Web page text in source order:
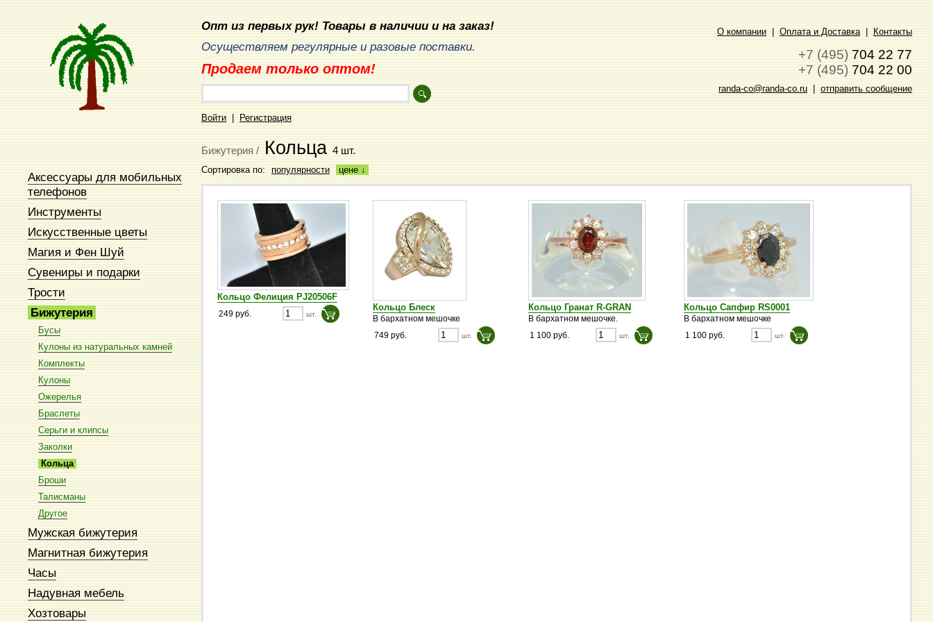
Аксессуары для мобильных
телефонов
Инструменты
Искусственные цветы
Магия и Фен Шуй
Сувениры и подарки
Трости
Бижутерия
Бусы
Кулоны из натуральных камней
Комплекты
Кулоны
Ожерелья
Браслеты
Серьги и клипсы
Заколки
Кольца
Броши
Талисманы
Другое
Мужская бижутерия
Магнитная бижутерия
Часы
Надувная мебель
Хозтовары
Опт из первых рук! Товары в наличии и на заказ!
Осуществляем регулярные и разовые поставки.
Продаем только оптом!
Войти Регистрация
О компании Оплата и Доставка| Контакты
+7 (495) 704 22 77
+7 (495) 704 22 00
randa-co@randa-co.ru отправить сообщение
Бижутерия / Кольца 4 шт.
Сортировка по: популярности цене ↓
Кольцо Фелиция PJ20506F
249 руб. шт.
Кольцо Блеск
В бархатном мешочке
749 руб.
шт.
Кольцо Гранат R-GRAN
В бархатном мешочке.
1 100 руб.
шт.
Кольцо Сапфир RS0001
В бархатном мешочке
1 100 руб.
шт.